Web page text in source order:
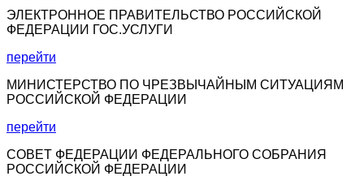
ЭЛЕКТРОННОЕ ПРАВИТЕЛЬСТВО РОССИЙСКОЙ
ФЕДЕРАЦИИ ГОС.УСЛУГИ
перейти
МИНИСТЕРСТВО ПО ЧРЕЗВЫЧАЙНЫМ СИТУАЦИЯМ
РОССИЙСКОЙ ФЕДЕРАЦИИ
перейти
СОВЕТ ФЕДЕРАЦИИ ФЕДЕРАЛЬНОГО СОБРАНИЯ
РОССИЙСКОЙ ФЕДЕРАЦИИ